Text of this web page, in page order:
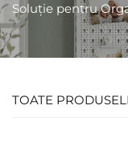
Soluție pentru
TOATE